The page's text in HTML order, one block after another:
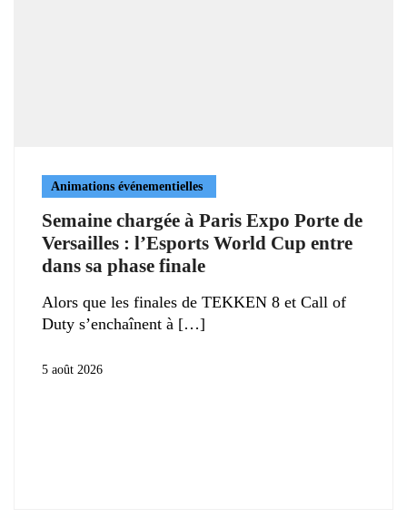
Animations événementielles
Semaine chargée à Paris Expo Porte de
Versailles : l’Esports World Cup entre
dans sa phase finale
Alors que les finales de TEKKEN 8 et Call of
Duty s’enchaînent à
5 août 2026